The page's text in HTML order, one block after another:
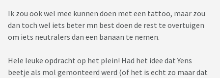
Ik zou ook wel mee kunnen doen met een tattoo, maar zou
dan toch wel iets beter mn best doen de rest te overtuigen
om iets neutralers dan een banaan te nemen.
Hele leuke opdracht op het plein! Had het idee dat Yens
beetje als mol gemonteerd werd (of het is echt zo maar dat